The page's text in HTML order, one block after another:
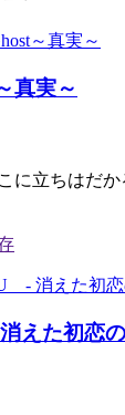
真実～
に立ちはだか
えた初恋